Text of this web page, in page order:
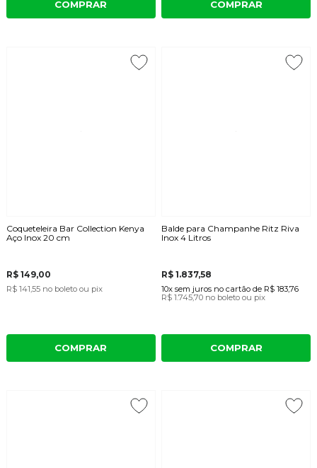
COMPRAR COMPRAR
Coqueteleira Bar Collection Kenya
Aço Inox 20 cm
R$ 149,00
R$ 141,55 no boleto ou pix
COMPRAR
Balde para Champanhe Ritz Riva
Inox 4 Litros
R$ 1.837,58
10x sem juros no cartão de R$ 183,76
R$ 1.745,70 no boleto ou pix
COMPRAR